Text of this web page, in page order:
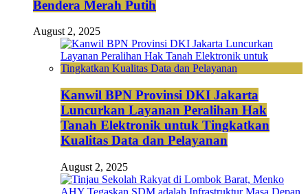
Bendera Merah Putih
August 2, 2025
Kanwil BPN Provinsi DKI Jakarta
Luncurkan Layanan Peralihan Hak
Tanah Elektronik untuk Tingkatkan
Kualitas Data dan Pelayanan
August 2, 2025